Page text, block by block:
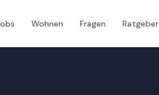
Wohnen Fragen Ratgeber